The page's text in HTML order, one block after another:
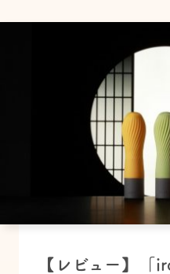
【レビュー】「